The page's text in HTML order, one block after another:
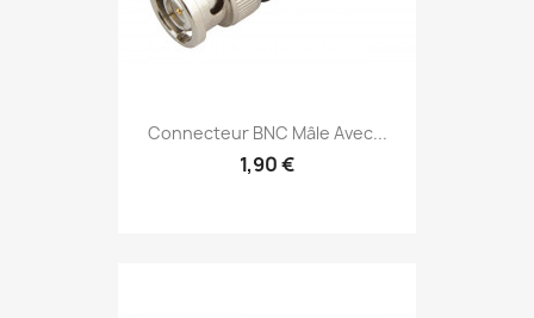
Connecteur BNC Mâle Avec...
1,90 €